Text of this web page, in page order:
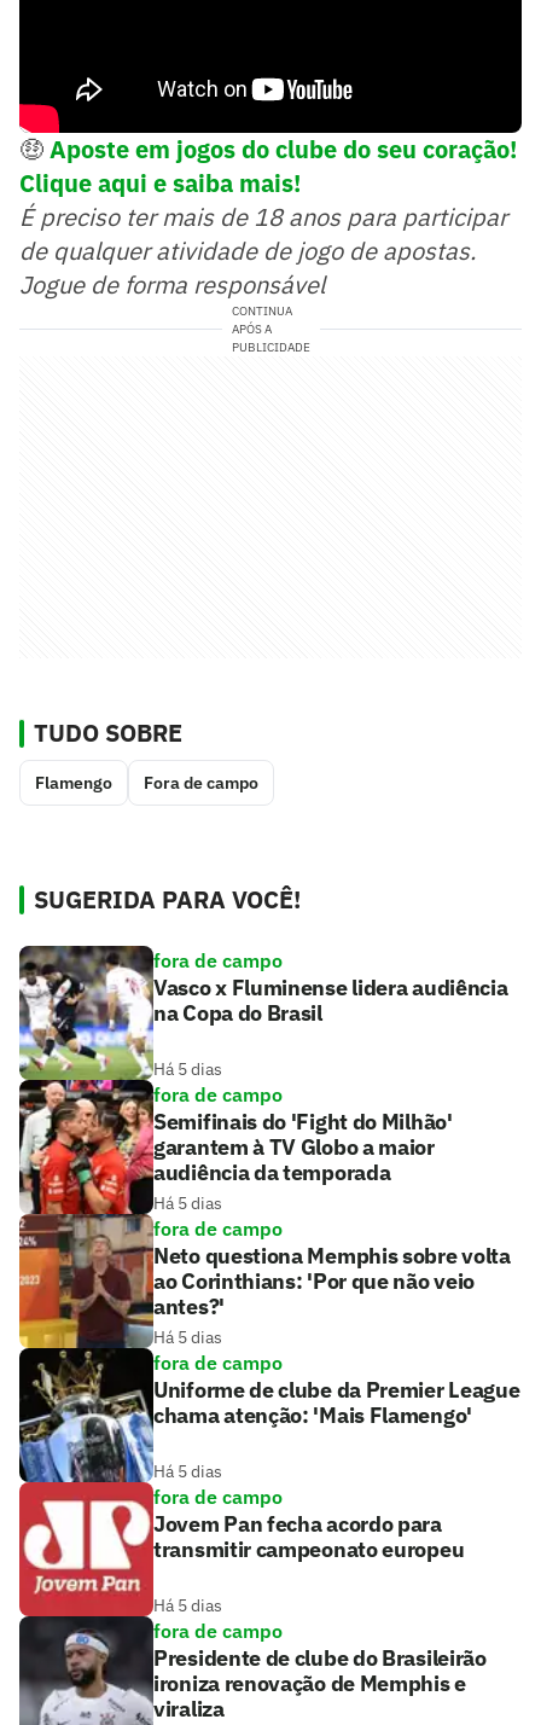
🤑Aposte em jogos do clube do seu coração!
Clique aqui e saiba mais!
É preciso ter mais de 18 anos para participar
de qualquer atividade de jogo de apostas.
Jogue de forma responsável
CONTINUA
APÓS A
PUBLICIDADE
TUDO SOBRE
Flamengo Fora de campo
SUGERIDA PARA VOCÊ!
fora de campo
Vasco x Fluminense lidera audiência
na Copa do Brasil
Há 5 dias
fora de campo
Semifinais do 'Fight do Milhão'
garantem à TV Globo a maior
audiência da temporada
Há 5 dias
fora de campo
Neto questiona Memphis sobre volta
ao Corinthians: 'Por que não veio
antes?'
Há 5 dias
fora de campo
Uniforme de clube da Premier League
chama atenção: 'Mais Flamengo'
Há 5 dias
fora de campo
Jovem Pan fecha acordo para
transmitir campeonato europeu
Há 5 dias
fora de campo
Presidente de clube do Brasileirão
ironiza renovação de Memphis e
viraliza